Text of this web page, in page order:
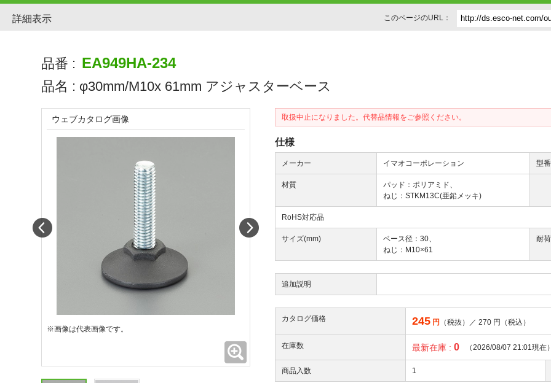
詳細表示 このページのURL：
品番 : EA949HA-234
品名 : φ30mm/M10x 61mm アジャスターベース
取扱中止になりました。代替品情報をご参照ください。
仕様
メーカー イマオコーポレーション 型番
材質
パッド：ポリアミド、
ねじ：STKM13C(亜鉛メッキ)
RoHS対応品
サイズ(mm)
ベース径：30、
ねじ：M10×61
耐
追加説明
カタログ価格 245 円 （税抜）／270 円（税込）
在庫数 最新在庫 :0 （2026/08/07 21:01現在）
商品入数 1
ウェブカタログ画像
※画像は代表画像です。